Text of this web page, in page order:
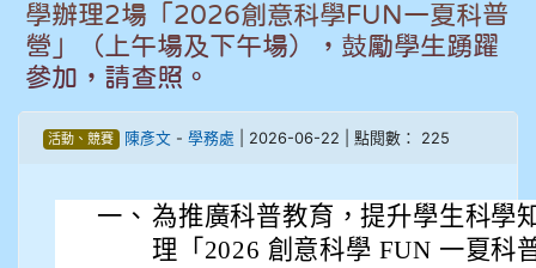
908彭主豪
909林柏翰
909林玉楓
909林朝智
學辦理2場「2026創意科學FUN一夏科普
營」（上午場及下午場），鼓勵學生踴躍
參加，請查照。
活動、競賽 陳彥文- 學務處 | 2026-06-22 | 點閱數： 225
一、 為推廣科普教育，提升學生科學
理「2026 創意科學 FUN 一夏科